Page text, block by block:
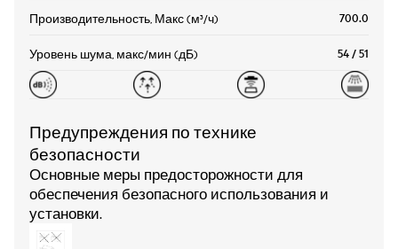
Производительность, Макс (м³/ч) 700.0
Уровень шума, макс/мин (дБ) 54 / 51
Предупреждения по технике
безопасности
Основные меры предосторожности для
обеспечения безопасного использования и
установки.